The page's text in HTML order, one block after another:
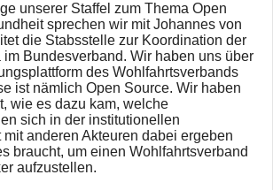
unserer Staffel zum Thema Open
sprechen wir mit Johannes von
die Stabsstelle zur Koordination der
Bundesverband. Wir haben uns über
des Wohlfahrtsverbands
ist nämlich Open Source. Wir haben
wie es dazu kam, welche
sich in der institutionellen
anderen Akteuren dabei ergeben
braucht, um einen Wohlfahrtsverband
aufzustellen.